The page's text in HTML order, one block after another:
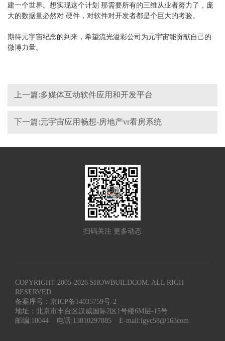
建一个世界。想实现这个计划 那需要所有的三维从业者努力了，庞
大的数据量必然对 硬件，对软件对开发者都是个巨大的考验。
期待元宇宙纪念的到来，希望流光溢彩公司为元宇宙能贡献自己的
微博力量。
上一篇:多媒体互动软件应用和开发平台
下一篇:元宇宙应用畅想-房地产vr看房系统
扫码关注 更多动态
COPYRIGHT 2005-2026 SHOWBUILDCOM. ALL RIGH
RESERVED
备案序号：京ICP备14035759号-2
地址：北京市丰台区汉威国际2区1号楼6M层-15号
邮编:10044
电话:13810297885 E-mail:lgyc58@163com